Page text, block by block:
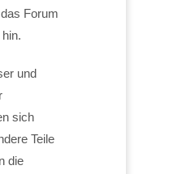
Forum
und
sich
Teile
die